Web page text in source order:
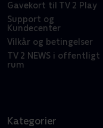
Gavekort til TV 2 Play
Support og
Kundecenter
Vilkår og betingelser
TV 2 NEWS i offentligt
rum
Kategorier